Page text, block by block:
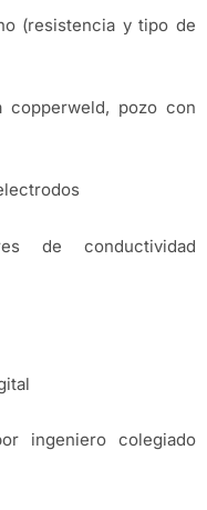
(resistencia y tipo de
copperweld, pozo con
de conductividad
ingeniero colegiado